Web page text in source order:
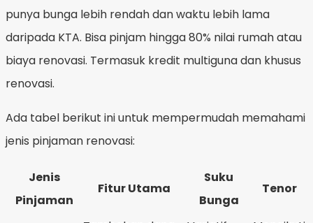
punya bunga lebih rendah dan waktu lebih lama
daripada KTA. Bisa pinjam hingga 80% nilai rumah atau
biaya renovasi. Termasuk kredit multiguna dan khusus
renovasi.
Ada tabel berikut ini untuk mempermudah memahami
jenis pinjaman renovasi:
Jenis
Pinjaman
Fitur Utama
Suku
Bunga
Tenor